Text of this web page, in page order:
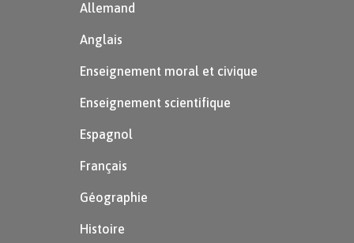
Allemand
Anglais
Enseignement moral et civique
Enseignement scientifique
Espagnol
Français
Géographie
Histoire